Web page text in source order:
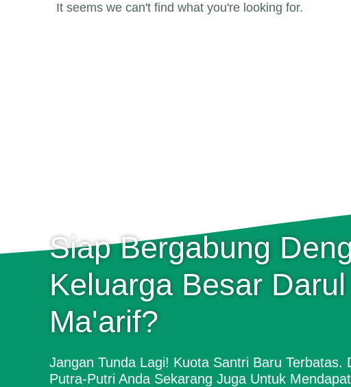
It seems we can't find what you're looking for.
Siap Bergabung
Keluarga Besar Darul
Ma'arif?
Jangan Tunda Lagi! Kuota Santri Baru Terbatas.
Putra-Putri Anda Sekarang Juga Untuk